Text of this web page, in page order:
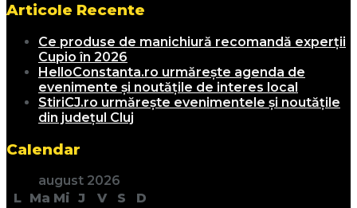
Articole Recente
Ce produse de manichiură recomandă experții
Cupio în 2026
HelloConstanta.ro urmărește agenda de
evenimente și noutățile de interes local
StiriCJ.ro urmărește evenimentele și noutățile
din județul Cluj
Calendar
august 2026
L Ma Mi J V S
D